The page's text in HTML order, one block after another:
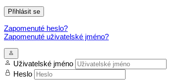
Přihlásit se
Zapomenuté heslo?
Zapomenuté uživatelské jméno?
Uživatelské jméno
Heslo